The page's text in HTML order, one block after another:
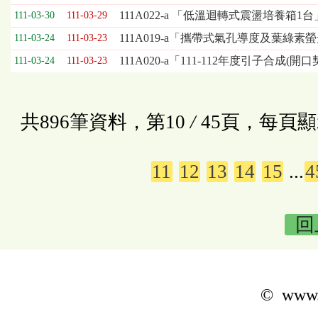
111-03-30 111-03-29 111A022-a 「低溫迴轉式震盪培養箱1台
111-03-24 111-03-23 111A019-a「攜帶式氣孔導度及葉綠素
111-03-24 111-03-23 111A020-a「111-112年度引子合成(開
共896筆資料，第10 /45頁，每頁
11 12 13 14 15 ...
©